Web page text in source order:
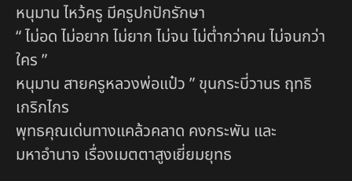
หนุมาน ไหว้ครู มีครูปกปักรักษา
“ ไม่อด ไม่อยาก ไม่ยาก ไม่จน ไม่ต่ำกว่าคน ไม่จนกว่า
ใคร ”
หนุมาน สายครูหลวงพ่อแป๋ว ” ขุนกระบี่วานร ฤทธิ
เกริกไกร
พุทธคุณเด่นทางแคล้วคลาด คงกระพัน และ
มหาอำนาจ เรื่องเมตตาสูงเยี่ยมยุทธ